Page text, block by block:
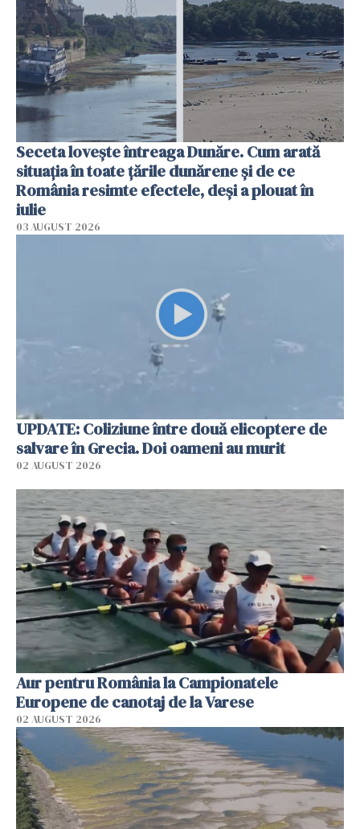
Seceta lovește întreaga Dunăre. Cum arată
situația în toate țările dunărene și de ce
România resimte efectele, deși a plouat în
iulie
03 AUGUST 2026
UPDATE: Coliziune între două elicoptere de
salvare în Grecia. Doi oameni au murit
02 AUGUST 2026
Aur pentru România la Campionatele
Europene de canotaj de la Varese
02 AUGUST 2026